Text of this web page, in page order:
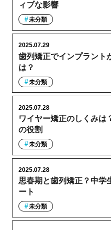
ィブな影響
未分類
歯列矯正でインプラント
は？
2025.07.29
未分類
ワイヤー矯正のしくみは
の役割
2025.07.28
未分類
思春期と歯列矯正？中学
ート
2025.07.28
未分類